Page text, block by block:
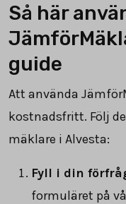
Så här
guide
Att använda
kostnadsfritt. Följ
mäklare i Alvesta:
Fyll i din
formuläret på